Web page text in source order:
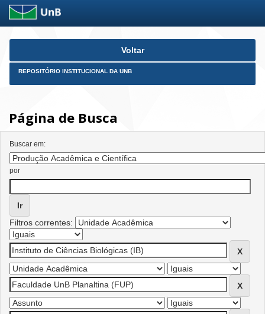
Skip
Voltar
REPOSITÓRIO INSTITUCIONAL DA UNB
Página de Busca
Buscar em:
por
Filtros correntes: